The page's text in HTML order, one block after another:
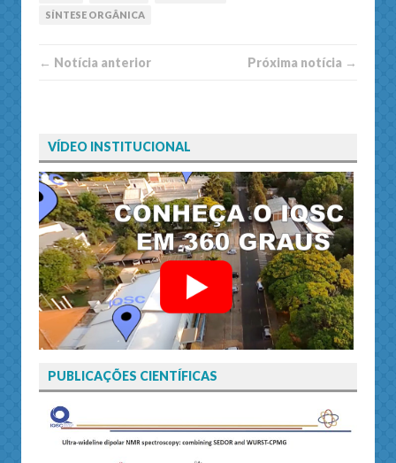
SÍNTESE ORGÂNICA
← Notí­cia anterior Próxima notí­­cia →
VÍDEO INSTITUCIONAL
PUBLICAÇÕES CIENTÍFICAS